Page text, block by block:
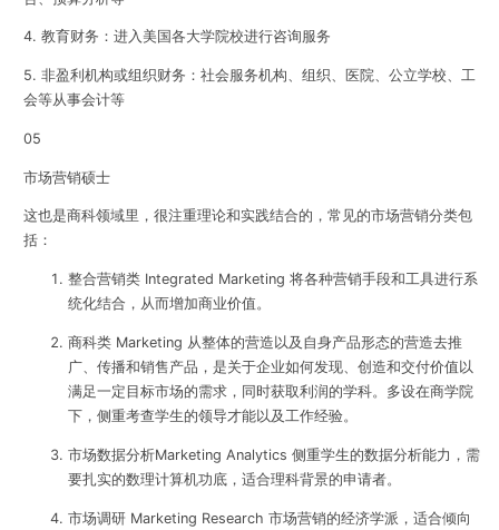
4. 教育财务：进入美国各大学院校进行咨询服务
5. 非盈利机构或组织财务：社会服务机构、组织、医院、公立学校、工
会等从事会计等
05
市场营销硕士
这也是商科领域里，很注重理论和实践结合的，常见的市场营销分类包
括：
整合营销类 Integrated Marketing 将各种营销手段和工具进行系
统化结合，从而增加商业价值。
商科类 Marketing 从整体的营造以及自身产品形态的营造去推
广、传播和销售产品，是关于企业如何发现、创造和交付价值以
满足一定目标市场的需求，同时获取利润的学科。多设在商学院
下，侧重考查学生的领导才能以及工作经验。
市场数据分析Marketing Analytics 侧重学生的数据分析能力，需
要扎实的数理计算机功底，适合理科背景的申请者。
市场调研 Marketing Research 市场营销的经济学派，适合倾向